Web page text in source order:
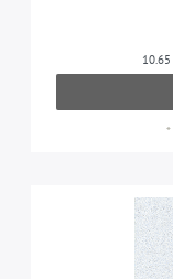
10.65
*